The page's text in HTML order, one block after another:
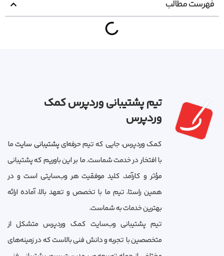
فهرست مطالب
تیم پشتیبانی وردپرس کمک
وردپرس
کمک وردپرس، جایی که تیم حرفه‌ایپشتیبانی سایتما
با افتخار در خدمت شماست. ما بر این باوریم که پشتیبانی
مؤثر و کارآمد، کلید موفقیت هر وب‌سایتی است و در
همین راستا، تیم ما با تخصص و تعهد بالا، آماده ارائه
بهترین خدمات به شماست.
تیم پشتیبانی وب‌سایت کمک وردپرس متشکل از
متخصصین با تجربه و دانش فنی بالاست که در زمینه‌های